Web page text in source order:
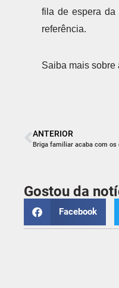
fila de espera da
referência.
Saiba mais sobre
ANTERIOR
Briga familiar acaba com os
Gostou da
Facebook